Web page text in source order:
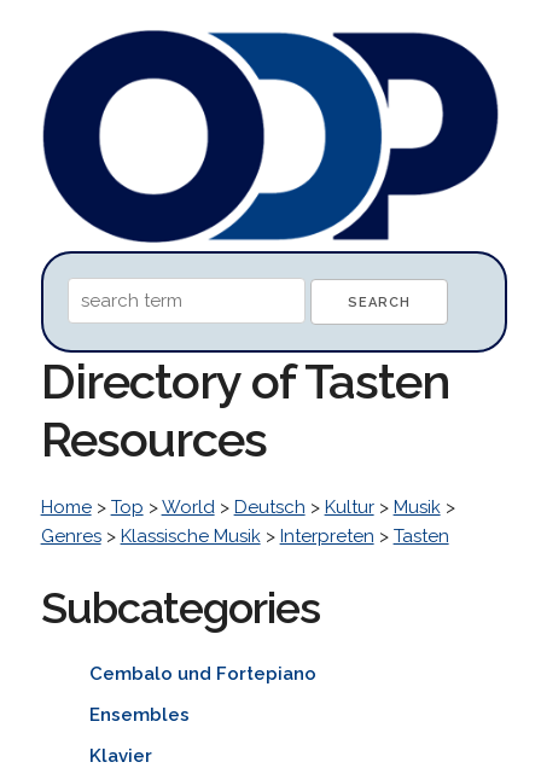
Directory of Tasten
Resources
Home> Top >World> Deutsch > Kultur> Musik>
Genres> Klassische Musik> Interpreten > Tasten
Subcategories
Cembalo und Fortepiano
Ensembles
Klavier